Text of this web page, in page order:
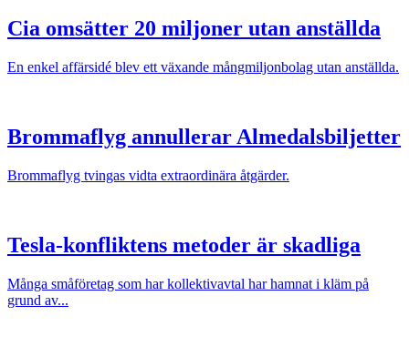
Cia omsätter 20 miljoner utan anställda
En enkel affärsidé blev ett växande mångmiljonbolag utan anställda.
Brommaflyg annullerar Almedalsbiljetter
Brommaflyg tvingas vidta extraordinära åtgärder.
Tesla-konfliktens metoder är skadliga
Många småföretag som har kollektivavtal har hamnat i kläm på
grund av...